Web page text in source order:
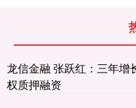
龙信金融 张跃红：三年增
权质押融资